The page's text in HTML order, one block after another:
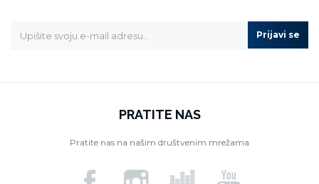
Prijavi se
PRATITE NAS
Pratite nas na našim društvenim mrežama